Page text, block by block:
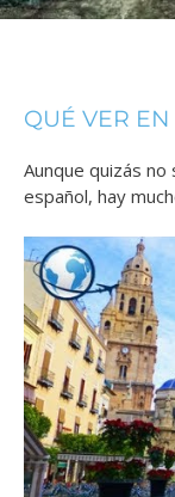
QUÉ VER
Aunque quizás no
español, hay